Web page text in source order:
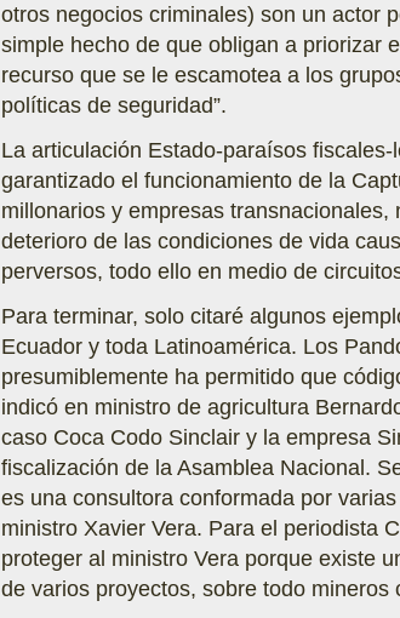
otros negocios criminales) son un actor
simple hecho de que obligan a priorizar
recurso que se le escamotea a los
políticas de seguridad”.
La articulación Estado-paraísos
garantizado el funcionamiento de la
millonarios y empresas
deterioro de las condiciones de vida
perversos, todo ello en medio de
Para terminar, solo citaré algunos
Ecuador y toda Latinoamérica. Los
presumiblemente ha permitido que
indicó en ministro de agricultura
caso Coca Codo Sinclair y la empresa
fiscalización de la Asamblea Nacional.
es una consultora conformada por
ministro Xavier Vera. Para el periodista
proteger al ministro Vera porque existe
de varios proyectos, sobre todo mineros